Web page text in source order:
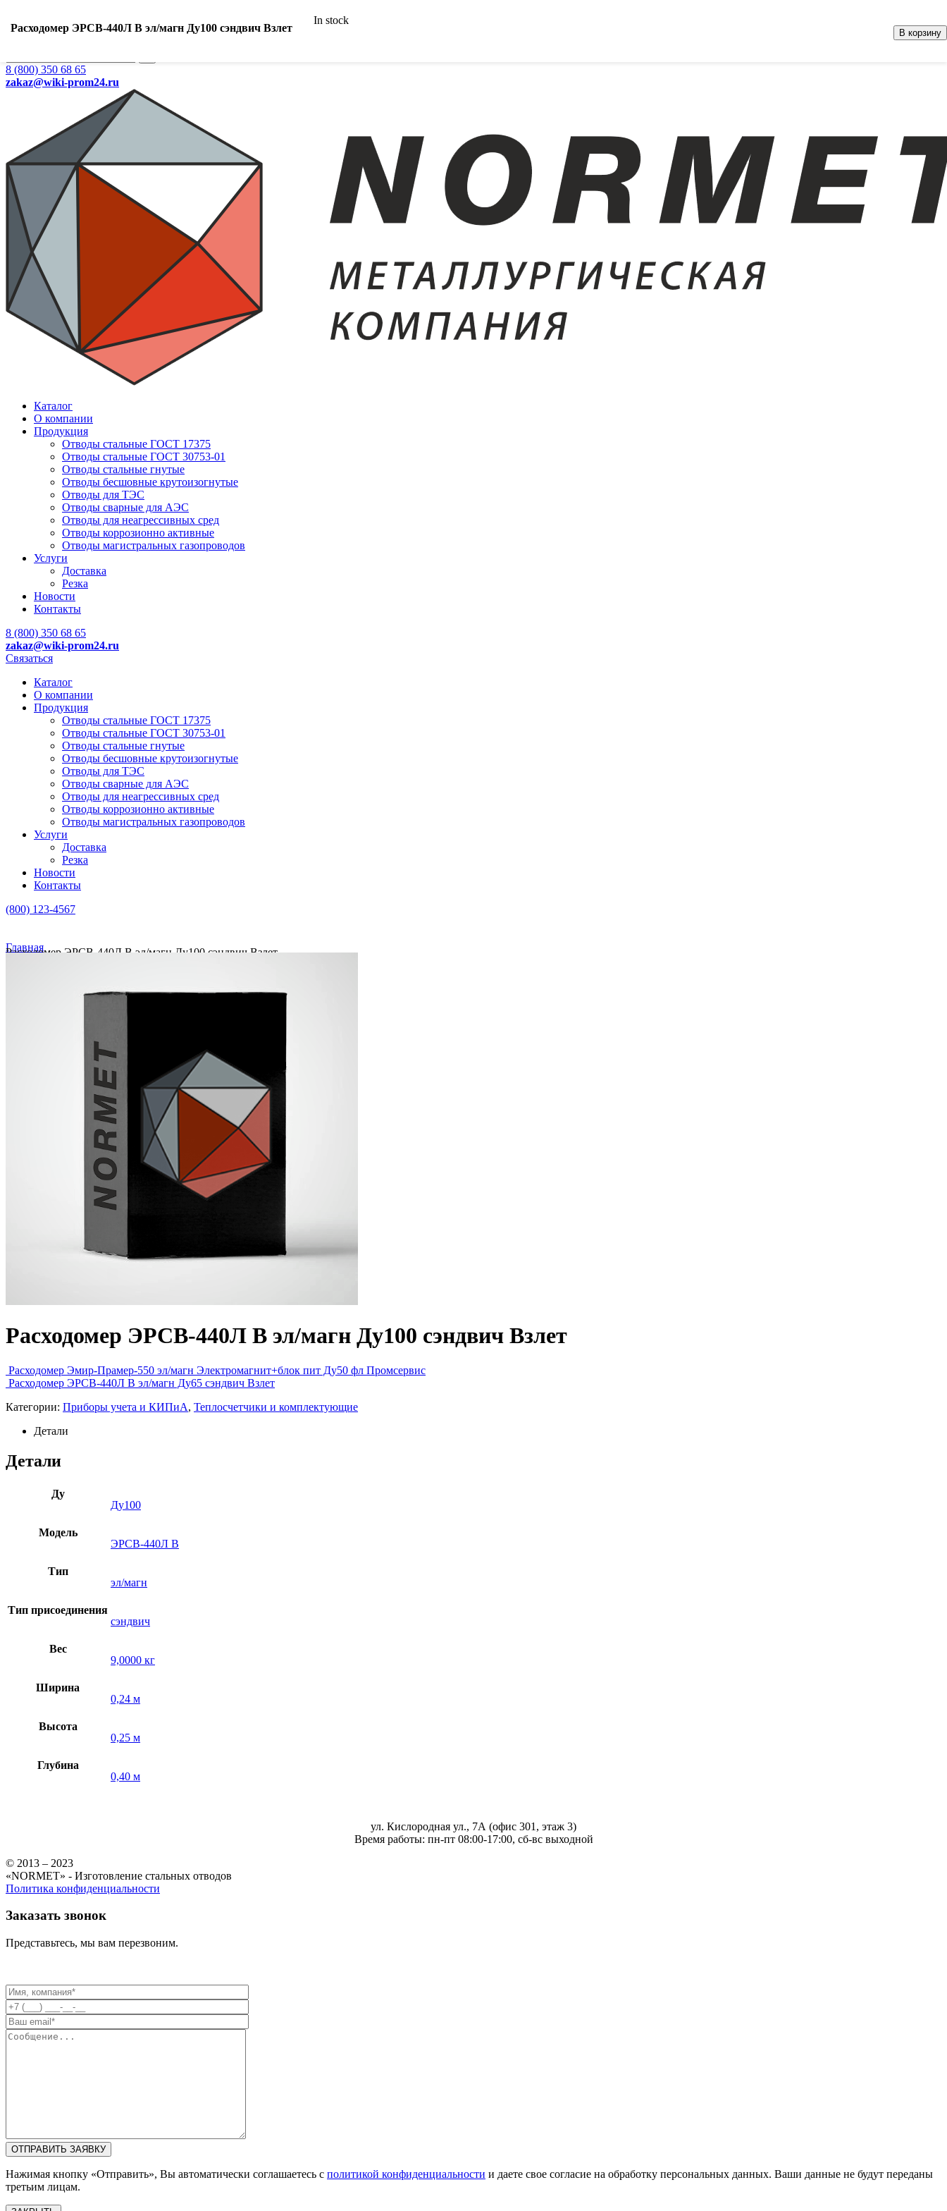
Екатеринбург
8 (800) 350 68 65
zakaz@wiki-prom24.ru
Каталог
О компании
Продукция
Отводы стальные ГОСТ 17375
Отводы стальные ГОСТ 30753-01
Отводы стальные гнутые
Отводы бесшовные крутоизогнутые
Отводы для ТЭС
Отводы сварные для АЭС
Отводы для неагрессивных сред
Отводы коррозионно активные
Отводы магистральных газопроводов
Услуги
Доставка
Резка
Новости
Контакты
8 (800) 350 68 65
zakaz@wiki-prom24.ru
Связаться
Каталог
О компании
Продукция
Отводы стальные ГОСТ 17375
Отводы стальные ГОСТ 30753-01
Отводы стальные гнутые
Отводы бесшовные крутоизогнутые
Отводы для ТЭС
Отводы сварные для АЭС
Отводы для неагрессивных сред
Отводы коррозионно активные
Отводы магистральных газопроводов
Услуги
Доставка
Резка
Новости
Контакты
(800) 123-4567
Главная
Расходомер ЭРСВ-440Л В эл/магн Ду100 сэндвич Взлет
Расходомер ЭРСВ-440Л В эл/магн Ду100 сэндвич Взлет
Расходомер Эмир-Прамер-550 эл/магн Электромагнит+блок пит Ду50 фл Промсервис
Расходомер ЭРСВ-440Л В эл/магн Ду65 сэндвич Взлет
Расходомер ЭРСВ-440Л В эл/магн Ду100 сэндвич Взлет
In stock
В корзину
Категории: Приборы учета и КИПиА, Теплосчетчики и комплектующие
Детали
Детали
Ду
Ду100
Модель
ЭРСВ-440Л В
Тип
эл/магн
Тип присоединения
сэндвич
Вес
9,0000 кг
Ширина
0,24 м
Высота
0,25 м
Глубина
0,40 м
ул. Кислородная ул., 7А (офис 301, этаж 3)
Время работы: пн-пт 08:00-17:00, сб-вс выходной
© 2013 – 2023
«NORMET» - Изготовление стальных отводов
Политика конфиденциальности
Заказать звонок
Представьтесь, мы вам перезвоним.
Нажимая кнопку «Отправить», Вы автоматически соглашаетесь с политикой конфиденциальности и даете свое согласие на обработку персональных данных. Ваши данные не будут переданы
третьим лицам.